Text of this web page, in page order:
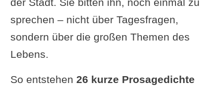
der Stadt. Sie bitten ihn, noch einmal zu
sprechen – nicht über Tagesfragen,
sondern über die großen Themen des
Lebens.
So entstehen 26 kurze Prosagedichte